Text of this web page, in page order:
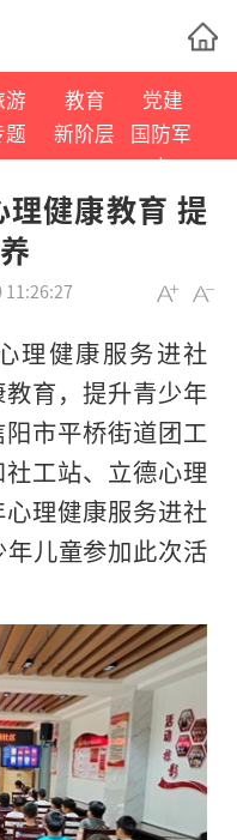
游 教育
党建
题 新阶层
国防军
事
健康教育 提
11:26:27
理健康服务进社
育，提升青少年
市平桥街道团工
工站、立德心理
理健康服务进社
儿童参加此次活